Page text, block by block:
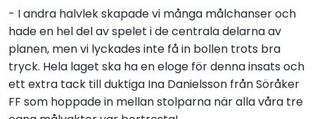
- I andra halvlek skapade vi många målchanser och
hade en hel del av spelet i de centrala delarna av
planen, men vi lyckades inte få in bollen trots bra
tryck. Hela laget ska ha en eloge för denna insats och
ett extra tack till duktiga Ina Danielsson från Söråker
FF som hoppade in mellan stolparna när alla våra tre